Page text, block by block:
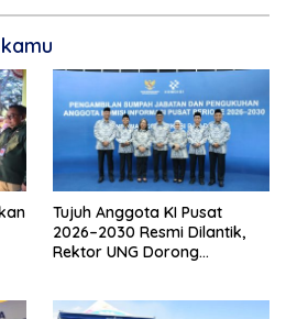
Profesional
Tujuh Anggota KI Pusat
2026–2030 Resmi Dilantik,
Rektor UNG Dorong